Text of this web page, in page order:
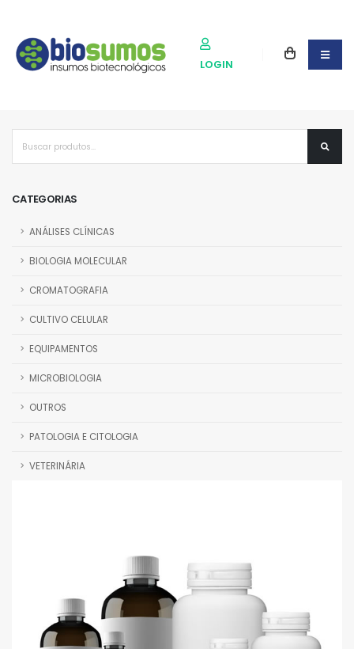
LOGIN
CATEGORIAS
ANÁLISES CLÍNICAS
BIOLOGIA MOLECULAR
CROMATOGRAFIA
CULTIVO CELULAR
EQUIPAMENTOS
MICROBIOLOGIA
OUTROS
PATOLOGIA E CITOLOGIA
VETERINÁRIA